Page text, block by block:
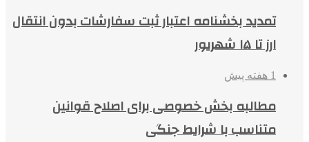
تمدید بخشنامه اعتبار ثبت سفارشات بدون انتقال
ارز تا ۱۵ شهریور
1 هفته پیش
مطالبه بخش خصوصی برای اصلاح قوانین
متناسب با شرایط جنگی